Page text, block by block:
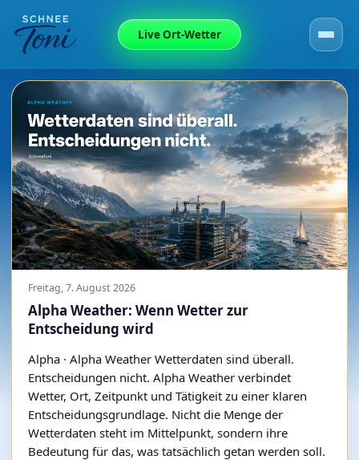
Live Ort-Wetter
Freitag, 7. August 2026
Alpha Weather: Wenn Wetter zur
Entscheidung wird
Alpha · Alpha Weather Wetterdaten sind überall.
Entscheidungen nicht. Alpha Weather verbindet
Wetter, Ort, Zeitpunkt und Tätigkeit zu einer klaren
Entscheidungsgrundlage. Nicht die Menge der
Wetterdaten steht im Mittelpunkt, sondern ihre
Bedeutung für das, was tatsächlich getan werden soll.